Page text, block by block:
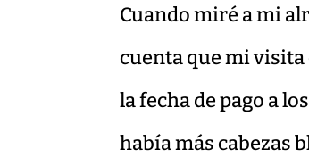
Cuando miré a mi
cuenta que mi
la fecha de pago a
había más cabezas